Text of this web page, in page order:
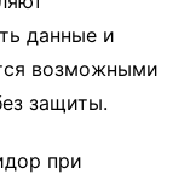
данные и
возможными
защиты.
при